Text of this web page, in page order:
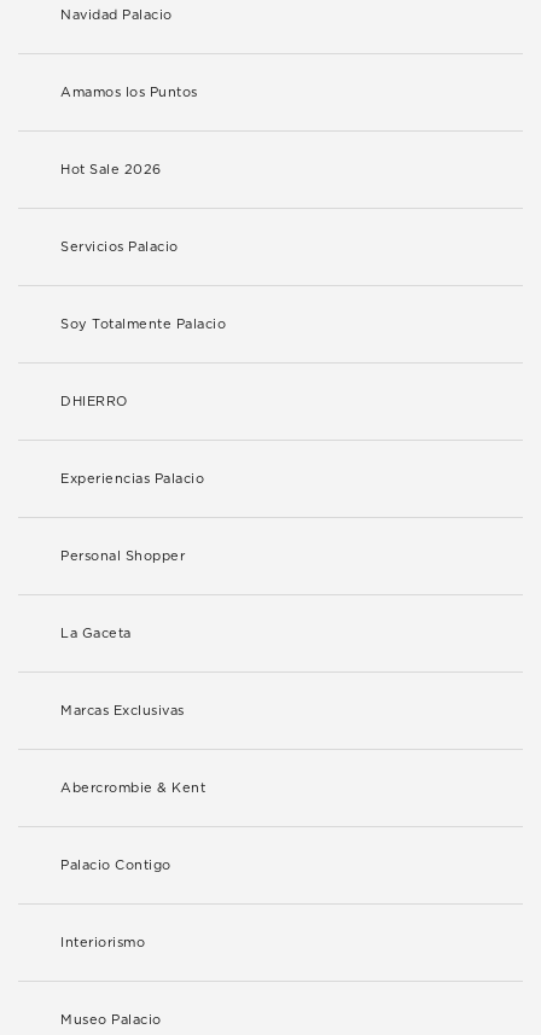
Navidad Palacio
Amamos los Puntos
Hot Sale 2026
Servicios Palacio
Soy Totalmente Palacio
DHIERRO
Experiencias Palacio
Personal Shopper
La Gaceta
Marcas Exclusivas
Abercrombie & Kent
Palacio Contigo
Interiorismo
Museo Palacio